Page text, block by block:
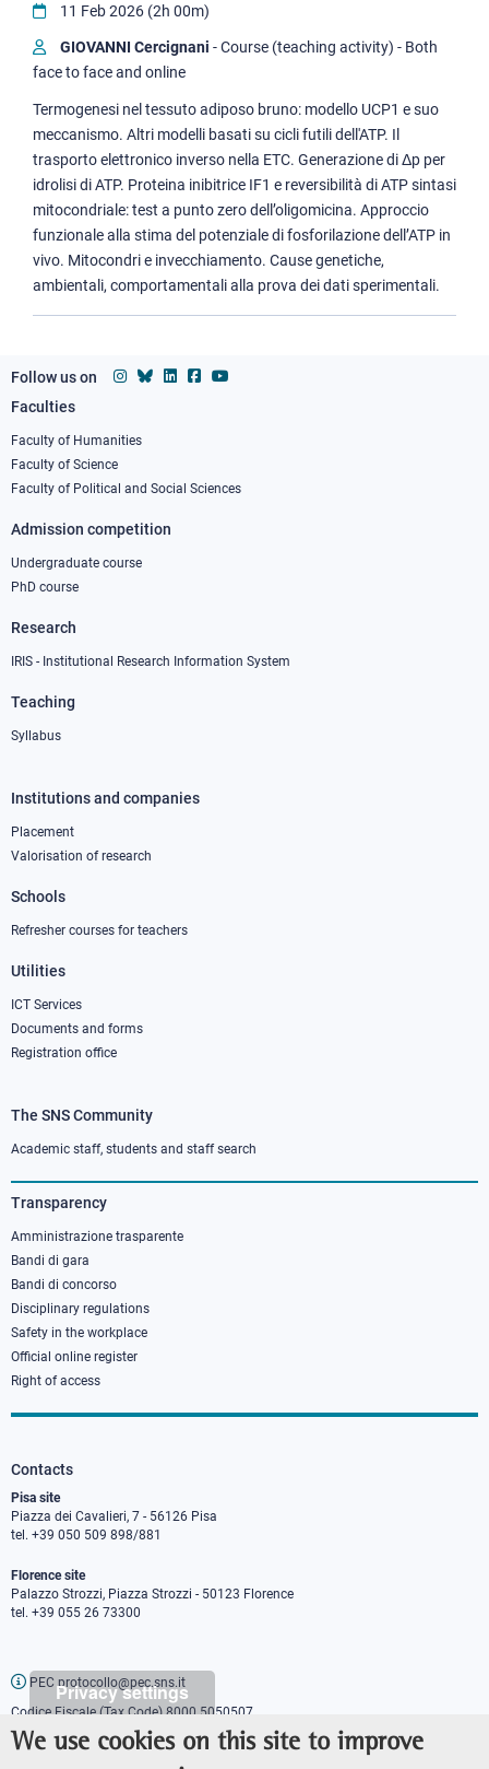
Privacy settings
We use cookies on this site to improve
11 Feb 2026 (2h 00m)
GIOVANNI Cercignani - Course (teaching activity) - Both
face to face and online
Termogenesi nel tessuto adiposo bruno: modello UCP1 e suo
meccanismo. Altri modelli basati su cicli futili dell'ATP. Il
trasporto elettronico inverso nella ETC. Generazione di Δp per
idrolisi di ATP. Proteina inibitrice IF1 e reversibilità di ATP sintasi
mitocondriale: test a punto zero dell’oligomicina. Approccio
funzionale alla stima del potenziale di fosforilazione dell’ATP in
vivo. Mitocondri e invecchiamento. Cause genetiche,
ambientali, comportamentali alla prova dei dati sperimentali.
Follow us on
Footer
column
1
Faculties
Faculty of Humanities
Faculty of Science
Faculty of Political and Social Sciences
Admission competition
Undergraduate course
PhD course
Research
IRIS - Institutional Research Information System
Teaching
Syllabus
Footer
column
Institutions and companies
Placement
Valorisation of research
Schools
Refresher courses for teachers
Utilities
ICT Services
Documents and forms
Registration office
Footer
column
3
The SNS Community
Academic staff, students and staff search
Transparency
Amministrazione trasparente
Bandi di gara
Bandi di concorso
Disciplinary regulations
Safety in the workplace
Official online register
Right of access
Contacts
Pisa site
Piazza dei Cavalieri, 7 - 56126 Pisa
tel. +39 050 509 898/881
Florence site
Palazzo Strozzi, Piazza Strozzi - 50123 Florence
tel. +39 055 26 73300
PEC protocollo@pec.sns.it
Codice Fiscale (Tax Code) 8000 5050507
Partita IVA (VAT number) IT00420000507